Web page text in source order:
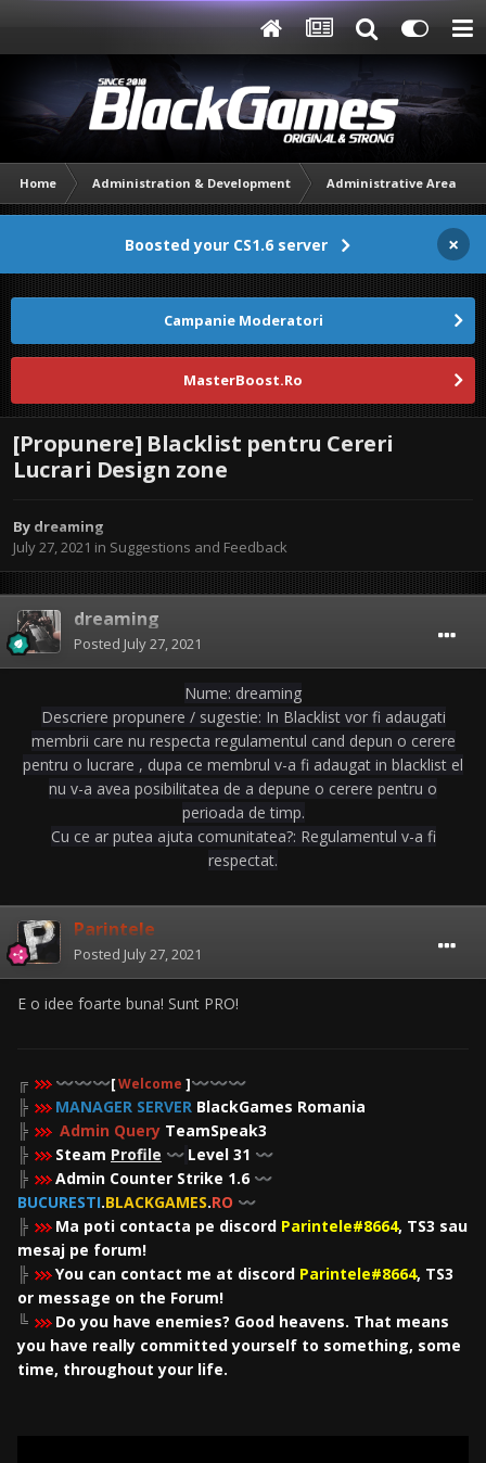
Home Administration & Development Administrative Area
Boosted your CS1.6 server ×
Campanie Moderatori
MasterBoost.Ro
[Propunere] Blacklist pentru Cereri
Lucrari Design zone
By dreaming
July 27, 2021 in Suggestions and Feedback
dreaming
Posted July 27, 2021
Nume: dreaming
Descriere propunere / sugestie: In Blacklist vor fi adaugati
membrii care nu respecta regulamentul cand depun o cerere
pentru o lucrare , dupa ce membrul v-a fi adaugat in blacklist el
nu v-a avea posibilitatea de a depune o cerere pentru o
perioada de timp.
Cu ce ar putea ajuta comunitatea?: Regulamentul v-a fi
respectat.
Parintele
Posted July 27, 2021
E o idee foarte buna! Sunt PRO!
╔ 〰️〰️〰️[Welcome ]〰️〰️〰️
╠ MANAGER SERVER BlackGames Romania
╠
Admin Query TeamSpeak3
╠
Steam Profile 〰️ Level 31 〰️
╠ Admin Counter Strike 1.6 〰️
BUCURESTI.BLACKGAMES.RO 〰️
╠ Ma poti contacta pe discord Parintele#8664, TS3 sau
mesaj pe forum!
╠
You can contact me at discord Parintele#8664, TS3
or message on the Forum!
╚
Do you have enemies? Good heavens. That means
you have really committed yourself to something, some
time, throughout your life.